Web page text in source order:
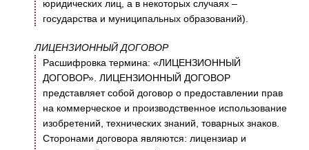
юридических лиц, а в некоторых случаях –
государства и муниципальных образований).
ЛИЦЕНЗИОННЫЙ ДОГОВОР
Расшифровка термина: «ЛИЦЕНЗИОННЫЙ
ДОГОВОР». ЛИЦЕНЗИОННЫЙ ДОГОВОР
представляет собой договор о предоставлении прав
на коммерческое и производственное использование
изобретений, технических знаний, товарных знаков.
Сторонами договора являются: лицензиар и